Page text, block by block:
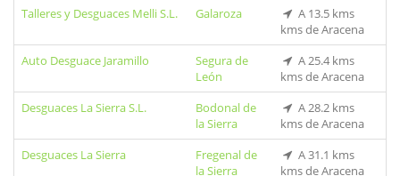
Talleres y Desguaces Melli S.L.
Galaroza
A 13.5 kms
kms de Aracena
Auto Desguace Jaramillo
Segura de
León
A 25.4 kms
kms de Aracena
Desguaces La Sierra S.L.
Bodonal de
la Sierra
A 28.2 kms
kms de Aracena
Desguaces La Sierra
Fregenal de
la Sierra
A 31.1 kms
kms de Aracena